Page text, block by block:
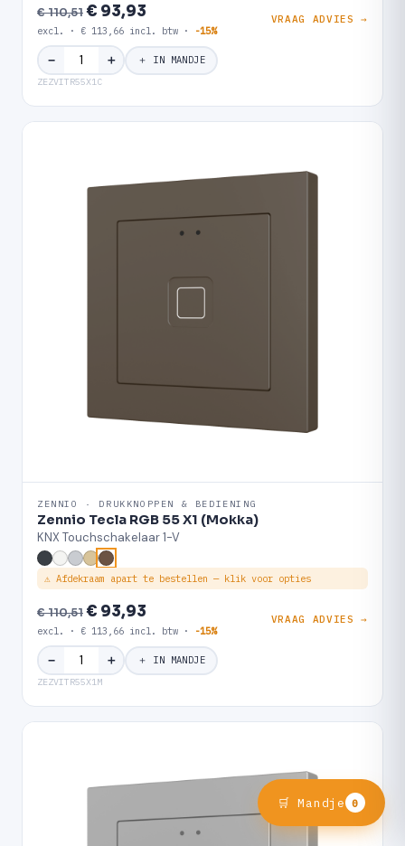
€ 110,51€ 93,93
excl. · € 113,66 incl. btw · -15%
VRAAG ADVIES →
− ＋ ＋ IN MANDJE
ZEZVITR55X1C
ZENNIO · DRUKKNOPPEN & BEDIENING
Zennio Tecla RGB 55 X1 (Mokka)
KNX Touchschakelaar 1-V
⚠ Afdekraam apart te bestellen — klik voor opties
€ 110,51€ 93,93
excl. · € 113,66 incl. btw · -15%
VRAAG ADVIES →
− ＋ ＋ IN MANDJE
ZEZVITR55X1M
🛒 Mandje 0